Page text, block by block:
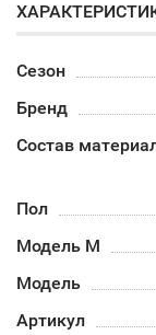
Сезон
Бренд
Состав
Пол
Модель М
Модель
Артикул